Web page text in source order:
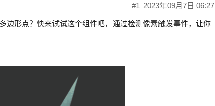
2023年09月7日 06:27
#1
边形点？快来试试这个组件吧，通过检测像素触发事件，让你